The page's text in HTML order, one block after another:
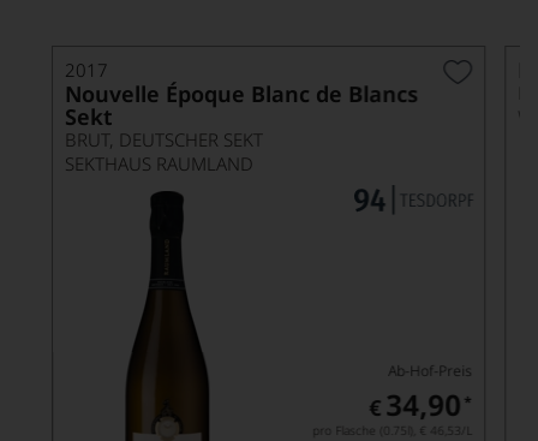
2017
Nouvelle Époque Blanc de Blancs
Sekt
BRUT, DEUTSCHER SEKT
SEKTHAUS RAUMLAND
Ab-Hof-Preis
€ 34,90 *
pro Flasche (0.75l), € 46,53 /L